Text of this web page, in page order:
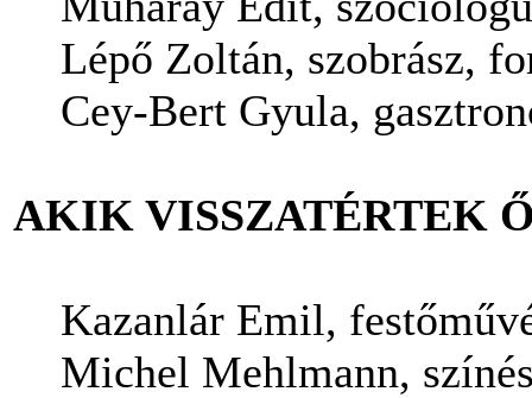
Lépő Zoltán, szobrász,
Cey-Bert Gyula,
AKIK VISSZATÉRTEK
Kazanlár Emil,
Michel Mehlmann,